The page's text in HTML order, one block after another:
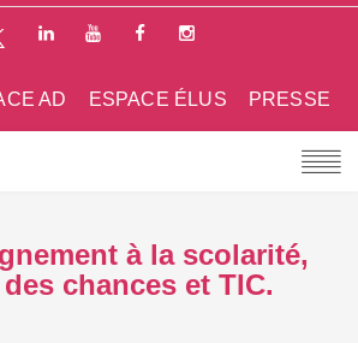
PRESSE
ESPACE ÉLUS
AD
à la scolarité,
chances et TIC.